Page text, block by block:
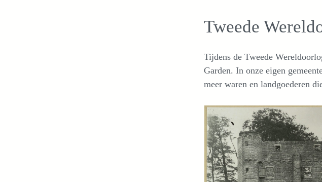
Tweede
Tijdens de Tweede
Garden. In onze eigen
meer waren en landgoederen